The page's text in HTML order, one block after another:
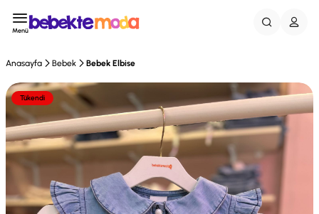
Menü
Anasayfa Bebek Bebek Elbise
Tükendi